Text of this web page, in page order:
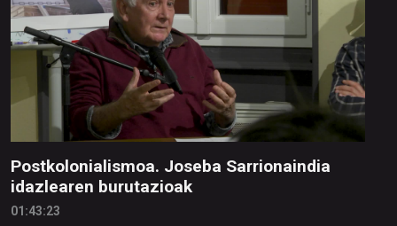
Postkolonialismoa. Joseba Sarrionaindia
idazlearen burutazioak
01:43:23